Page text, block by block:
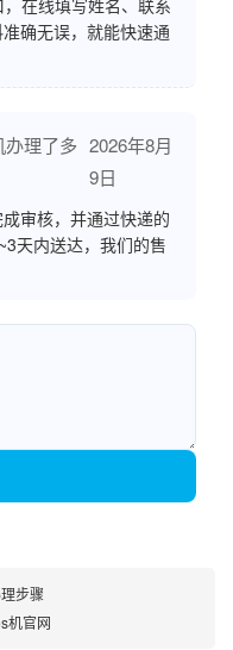
在线填写姓名、联系
确无误，就能快速通
理了多 2026年8月
9日
审核，并通过快递的
天内送达，我们的售
步骤
机官网